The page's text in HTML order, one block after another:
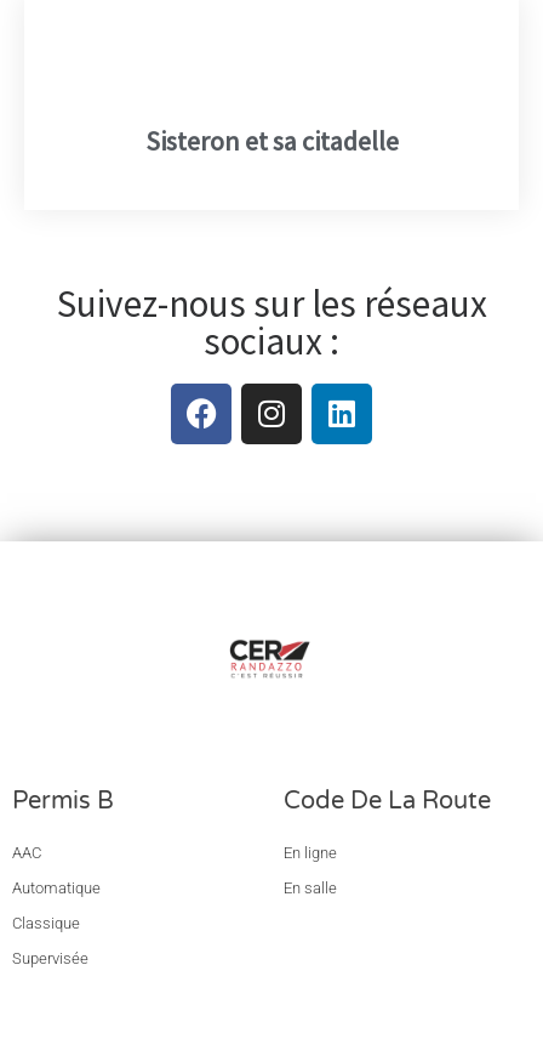
Sisteron et sa citadelle
Suivez-nous sur les réseaux
sociaux :
Permis B
AAC
Automatique
Classique
Supervisée
Code De La Route
En ligne
En salle